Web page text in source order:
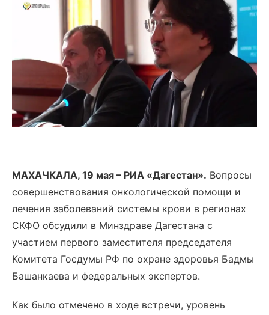
МАХАЧКАЛА, 19 мая – РИА «Дагестан». Вопросы
совершенствования онкологической помощи и
лечения заболеваний системы крови в регионах
СКФО обсудили в Минздраве Дагестана с
участием первого заместителя председателя
Комитета Госдумы РФ по охране здоровья Бадмы
Башанкаева и федеральных экспертов.
Как было отмечено в ходе встречи, уровень